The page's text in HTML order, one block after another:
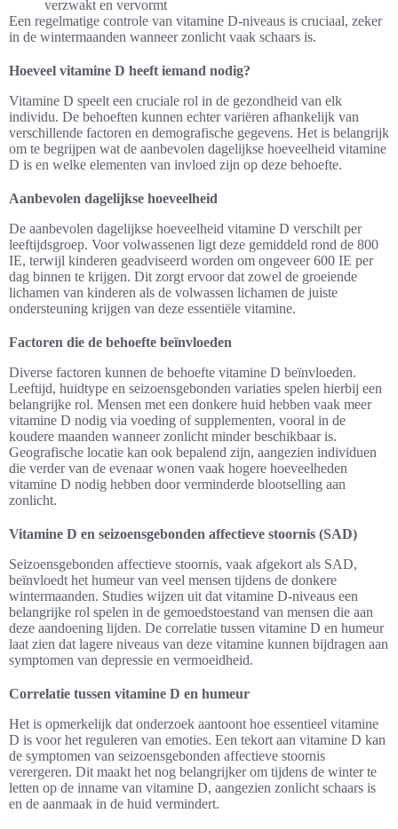
verzwakt en vervormt
Een regelmatige controle van vitamine D-niveaus is cruciaal, zeker
in de wintermaanden wanneer zonlicht vaak schaars is.
Hoeveel vitamine D heeft iemand nodig?
Vitamine D speelt een cruciale rol in de gezondheid van elk
individu. De behoeften kunnen echter variëren afhankelijk van
verschillende factoren en demografische gegevens. Het is belangrijk
om te begrijpen wat de aanbevolen dagelijkse hoeveelheid vitamine
D is en welke elementen van invloed zijn op deze behoefte.
Aanbevolen dagelijkse hoeveelheid
De aanbevolen dagelijkse hoeveelheid vitamine D verschilt per
leeftijdsgroep. Voor volwassenen ligt deze gemiddeld rond de 800
IE, terwijl kinderen geadviseerd worden om ongeveer 600 IE per
dag binnen te krijgen. Dit zorgt ervoor dat zowel de groeiende
lichamen van kinderen als de volwassen lichamen de juiste
ondersteuning krijgen van deze essentiële vitamine.
Factoren die de behoefte beïnvloeden
Diverse factoren kunnen de behoefte vitamine D beïnvloeden.
Leeftijd, huidtype en seizoensgebonden variaties spelen hierbij een
belangrijke rol. Mensen met een donkere huid hebben vaak meer
vitamine D nodig via voeding of supplementen, vooral in de
koudere maanden wanneer zonlicht minder beschikbaar is.
Geografische locatie kan ook bepalend zijn, aangezien individuen
die verder van de evenaar wonen vaak hogere hoeveelheden
vitamine D nodig hebben door verminderde blootselling aan
zonlicht.
Vitamine D en seizoensgebonden affectieve stoornis (SAD)
Seizoensgebonden affectieve stoornis, vaak afgekort als SAD,
beïnvloedt het humeur van veel mensen tijdens de donkere
wintermaanden. Studies wijzen uit dat vitamine D-niveaus een
belangrijke rol spelen in de gemoedstoestand van mensen die aan
deze aandoening lijden. De correlatie tussen vitamine D en humeur
laat zien dat lagere niveaus van deze vitamine kunnen bijdragen aan
symptomen van depressie en vermoeidheid.
Correlatie tussen vitamine D en humeur
Het is opmerkelijk dat onderzoek aantoont hoe essentieel vitamine
D is voor het reguleren van emoties. Een tekort aan vitamine D kan
de symptomen van seizoensgebonden affectieve stoornis
verergeren. Dit maakt het nog belangrijker om tijdens de winter te
letten op de inname van vitamine D, aangezien zonlicht schaars is
en de aanmaak in de huid vermindert.